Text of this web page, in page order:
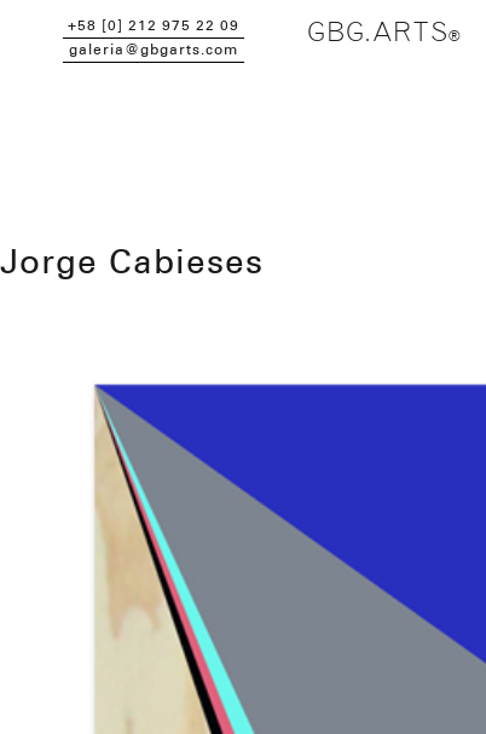
+58 [0] 212 975 22 09
galeria@gbgarts.com
GBG.ARTS
Jorge Cabieses